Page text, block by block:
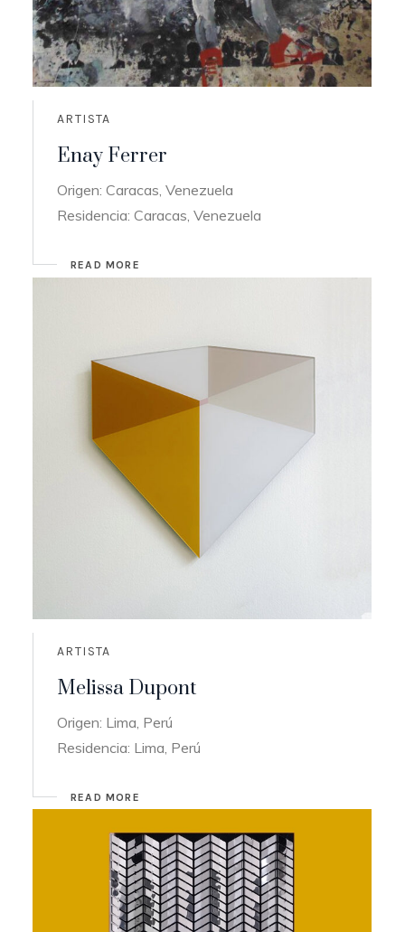
ARTISTA
Enay Ferrer
Origen: Caracas, Venezuela
Residencia: Caracas, Venezuela
READ MORE
ARTISTA
Melissa Dupont
Origen: Lima, Perú
Residencia: Lima, Perú
READ MORE